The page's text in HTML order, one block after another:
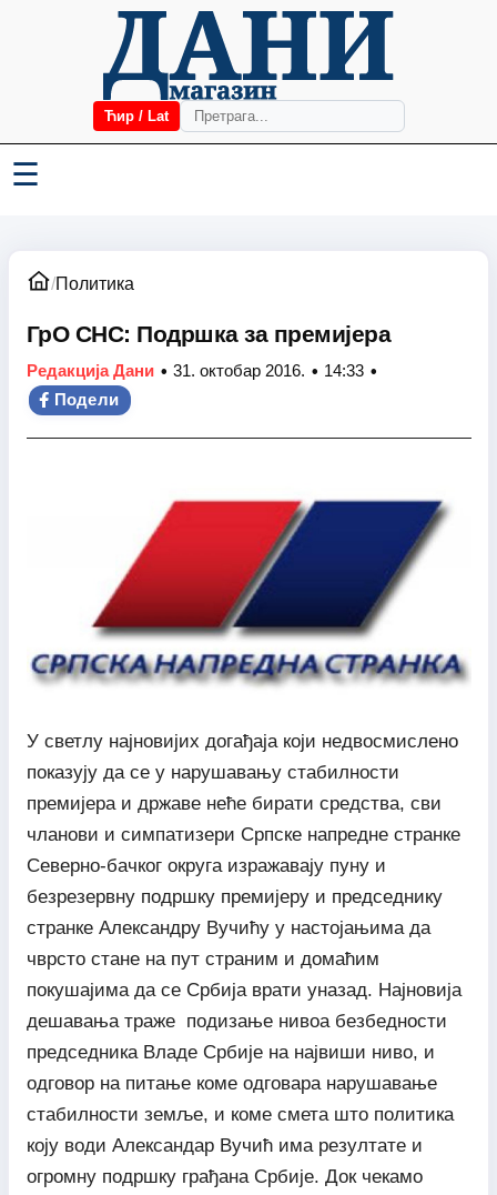
Ћир / Lat
☰
/Политика
ГрО СНС: Подршка за премијера
Редакција Дани • 31. октобар 2016. • 14:33 •
Подели
У светлу најновијих догађаја који недвосмислено
показују да се у нарушавању стабилности
премијера и државе неће бирати средства, сви
чланови и симпатизери Српске напредне странке
Северно-бачког округа изражавају пуну и
безрезервну подршку премијеру и председнику
странке Александру Вучићу у настојањима да
чврсто стане на пут страним и домаћим
покушајима да се Србија врати уназад. Најновија
дешавања траже подизање нивоа безбедности
председника Владе Србије на највиши ниво, и
одговор на питање коме одговара нарушавање
стабилности земље, и коме смета што политика
коју води Александар Вучић има резултате и
огромну подршку грађана Србије. Док чекамо